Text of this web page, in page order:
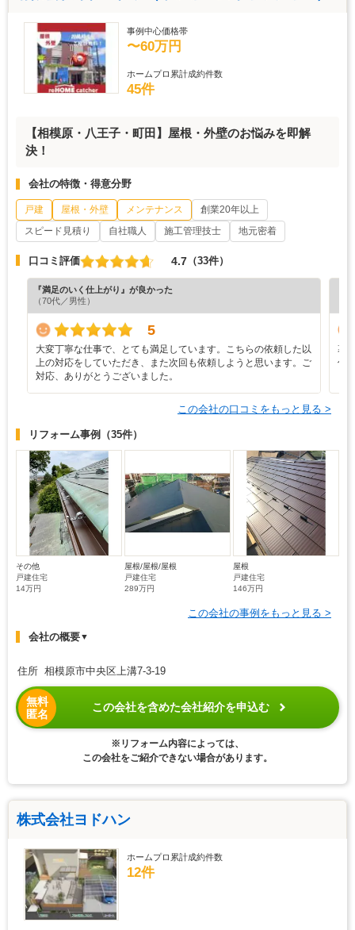
事例中心価格帯
〜60万円
ホームプロ累計成約件数
45件
【相模原・八王子・町田】屋根・外壁のお悩みを即解
決！
会社の特徴・得意分野
戸建 屋根・外壁 メンテナンス
創業20年以上
スピード見積り
自社職人 施工管理技士 地元密着
口コミ評価 4.7 （33件）
『満足のいく仕上がり』が良かった
（70代／男性）
5
大変丁寧な仕事で、とても満足しています。こちらの依頼した以
上の対応をしていただき、また次回も依頼しようと思います。ご
対応、ありがとうございました。
幕
併
この会社の口コミをもっと見る >
リフォーム事例 （35件）
その他
戸建住宅
14万円
屋根/屋根/屋根
戸建住宅
289万円
屋根
戸建住宅
146万円
この会社の事例をもっと見る >
会社の概要▼
住所 相模原市中央区上溝7-3-19
無料
匿名
この会社を含めた会社紹介を申込む
※リフォーム内容によっては、
この会社をご紹介できない場合があります。
株式会社ヨドハン
ホームプロ累計成約件数
12件